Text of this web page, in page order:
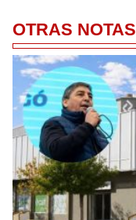
OTRAS NOTAS